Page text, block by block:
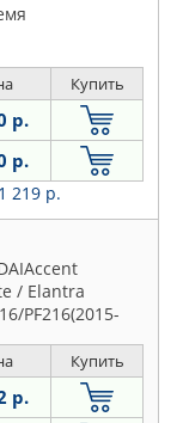
Купить
р.
р.
219 р.
/ Elantra
PF216(2015-
Купить
р.